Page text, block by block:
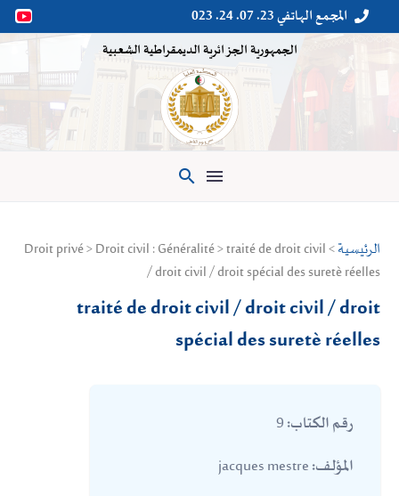

 المجمع الهاتفي 23. 07. 24. 023
الجمهورية الجزائرية الديمقراطية الشعبية

الرئيسية > Droit privé > Droit civil : Généralité > traité de droit civil
/ droit civil / droit spécial des suretè réelles
traité de droit civil / droit civil / droit
spécial des suretè réelles
رقم الكتاب:
المؤلف: